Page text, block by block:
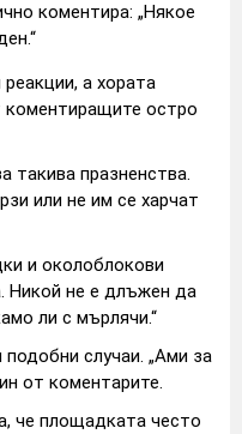
коментира: „Някое
а хората
коментиращите остро
такива празненства.
или не им се харчат
и околоблокови
Никой не е длъжен да
ли с мърлячи.“
случаи. „Ами за
от коментарите.
че площадката често